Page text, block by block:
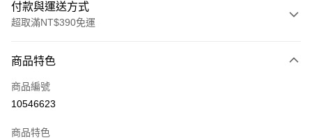
付款與運送方式
超取滿NT$390免運
POYA支付
信用卡一次付款
商品特色
商品編號
10546623
商品特色